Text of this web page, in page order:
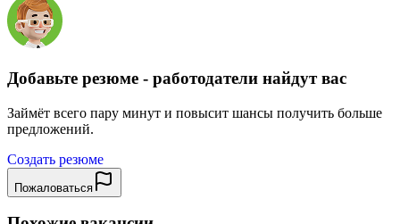
Добавьте резюме - работодатели найдут вас
Займёт всего пару минут и повысит шансы получить больше
предложений.
Создать резюме
Пожаловаться